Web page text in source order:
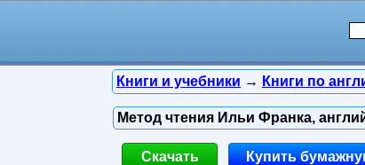
Книги и учебники → Книги по
Метод чтения Ильи Франка,
Скачать Купить